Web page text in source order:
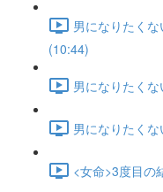
男になりたく
(10:44)
男になりたく
男になりたく
<女命>3度目の